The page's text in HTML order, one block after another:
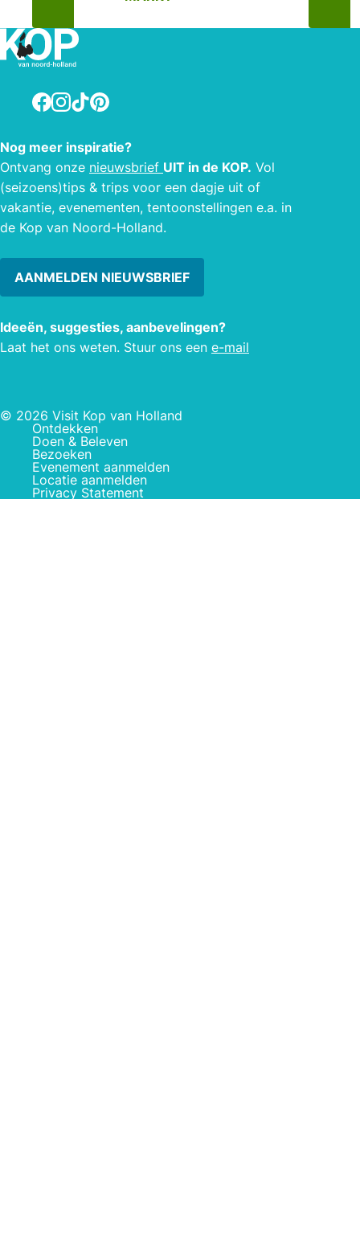
Facebook
Instagram
TikTokPinterest
Nog meer inspiratie?
Ontvang onze nieuwsbrief UIT in de KOP. Vol
(seizoens)tips & trips voor een dagje uit of
vakantie, evenementen, tentoonstellingen e.a. in
de Kop van Noord-Holland.
AANMELDEN NIEUWSBRIEF
Ideeën, suggesties, aanbevelingen?
Laat het ons weten. Stuur ons een e-mail
© 2026 Visit Kop van Holland
Ontdekken
Doen & Beleven
Bezoeken
Evenement aanmelden
Locatie aanmelden
Privacy Statement